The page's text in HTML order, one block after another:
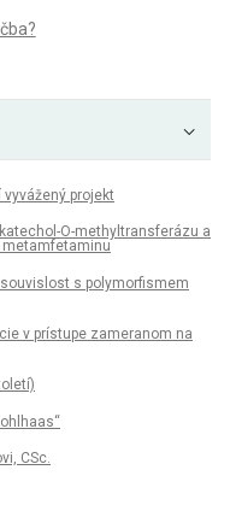
projekt
O-methyltransferázu a
s polymorfismem
v prístupe zameranom na
CSc.